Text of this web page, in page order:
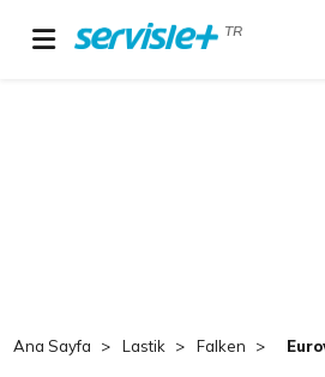
TR
Ana Sayfa Lastik Falken